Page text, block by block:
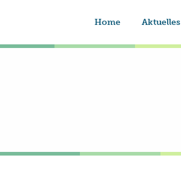
Home Aktuelles